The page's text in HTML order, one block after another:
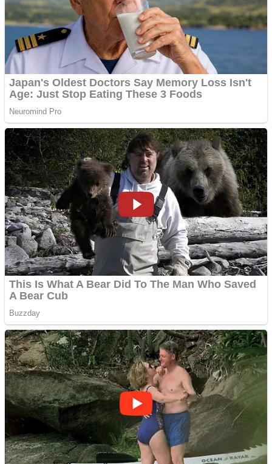
Vând domeniu+website
de publicitate de tip
Adsense
Pastorul Liviu Radu a
trecut la Domnul
Anchetă incendiară la
Gherla, polițist acuzat de
Covid-19: 755 de cazuri
noi în România
Răcitor de apă CW5000
pentru freze cu laser fără
metale